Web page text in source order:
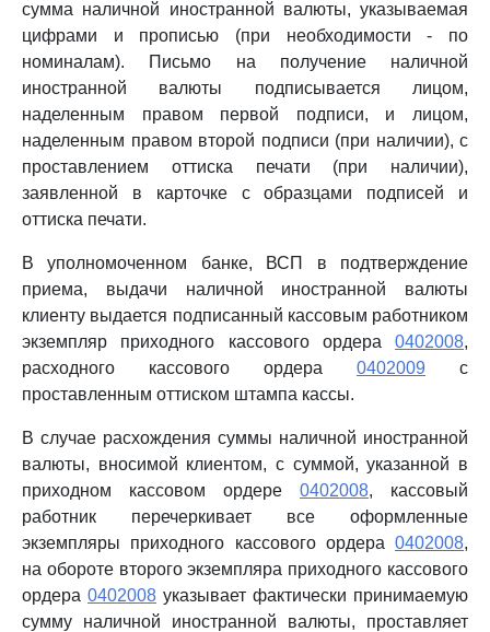
сумма наличной иностранной валюты, указываемая
цифрами и прописью (при необходимости - по
номиналам). Письмо на получение наличной
иностранной валюты подписывается лицом,
наделенным правом первой подписи, и лицом,
наделенным правом второй подписи (при наличии), с
проставлением оттиска печати (при наличии),
заявленной в карточке с образцами подписей и
оттиска печати.
В уполномоченном банке, ВСП в подтверждение
приема, выдачи наличной иностранной валюты
клиенту выдается подписанный кассовым работником
экземпляр приходного кассового ордера 0402008,
расходного кассового ордера 0402009 с
проставленным оттиском штампа кассы.
В случае расхождения суммы наличной иностранной
валюты, вносимой клиентом, с суммой, указанной в
приходном кассовом ордере 0402008, кассовый
работник перечеркивает все оформленные
экземпляры приходного кассового ордера 0402008,
на обороте второго экземпляра приходного кассового
ордера 0402008 указывает фактически принимаемую
сумму наличной иностранной валюты, проставляет